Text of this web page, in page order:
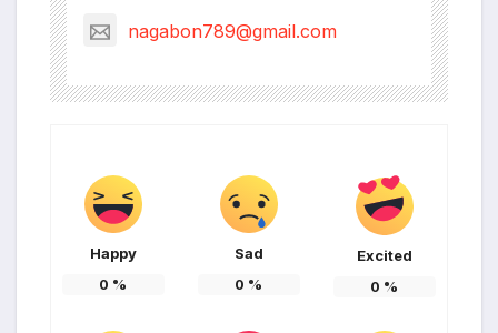
nagabon789@gmail.com
Happy
0 %
Sad
0 %
Excited
0 %